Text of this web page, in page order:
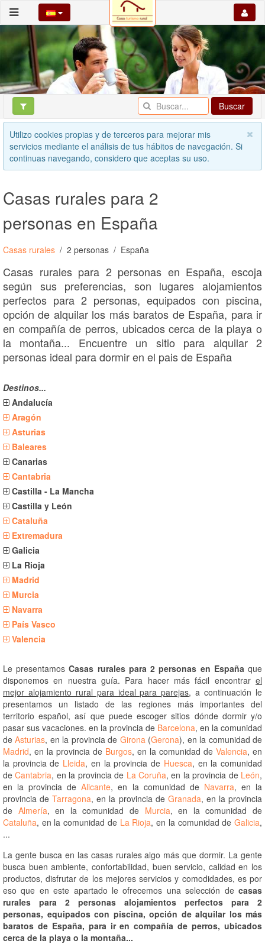
Buscar
Utilizo cookies propias y de terceros para mejorar mis
servicios mediante el análisis de tus hábitos de navegación. Si
continuas navegando, considero que aceptas su uso.
Casas rurales para 2
personas en España
Casas rurales 2 personas España
Casas rurales para 2 personas en España, escoja
según sus preferencias, son lugares alojamientos
perfectos para 2 personas, equipados con piscina,
opción de alquilar los más baratos de España, para ir
en compañía de perros, ubicados cerca de la playa o
la montaña... Encuentre un sitio para alquilar 2
personas ideal para dormir en el pais de España
Destinos...
Andalucía
Aragón
Asturias
Baleares
Canarias
Cantabria
Castilla - La Mancha
Castilla y León
Cataluña
Extremadura
Galicia
La Rioja
Madrid
Murcia
Navarra
País Vasco
Valencia
Le presentamosCasas rurales para 2 personas en España que
disponemos en nuestra guía. Para hacer más fácil encontrar el
mejor alojamiento rural para ideal para parejas, a continuación le
presentamos un listado de las regiones más importantes del
territorio español, así que puede escoger sitios dónde dormir y/o
pasar sus vacaciones. en la provincia de Barcelona, en la comunidad
deAsturias, en la provincia de Girona (Gerona), en la comunidad de
Madrid, en la provincia de Burgos, en la comunidad de Valencia, en
la provincia de Lleida, en la provincia de Huesca, en la comunidad
deCantabria, en la provincia de La Coruña, en la provincia de León,
en la provincia deAlicante, en la comunidad de Navarra, en la
provincia deTarragona, en la provincia de Granada, en la provincia
de Almería, en la comunidad de Murcia, en la comunidad de
Cataluña, en la comunidad de La Rioja, en la comunidad deGalicia,
...
La gente busca en las casas rurales algo más que dormir. La gente
busca buen ambiente, confortabilidad, buen servicio, calidad en los
productos, disfrutar de los mejores servicios y comodidades, es por
eso que en este apartado le ofrecemos una selección de casas
rurales para 2 personas alojamientos perfectos para 2
personas, equipados con piscina, opción de alquilar los más
baratos de España, para ir en compañía de perros, ubicados
cerca de la playa o la montaña...